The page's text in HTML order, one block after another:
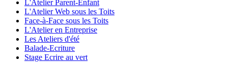
L'Atelier Parent-Enfant
L'Atelier Web sous les Toits
Face-à-Face sous les Toits
L'Atelier en Entreprise
Les Ateliers d'été
Balade-Ecriture
Stage Ecrire au vert